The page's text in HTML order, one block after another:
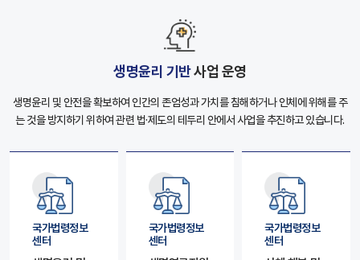
생명윤리 기반사업 운영
생명윤리 및 안전을 확보하여 인간의 존엄성과 가치를 침해하거나 인체에 위해를 주
는 것을방지하기 위하여 관련 법·제도의 테두리 안에서 사업을 추진하고 있습니다.
국가법령정보
센터
국가법령정보
센터
국가법령정보
센터